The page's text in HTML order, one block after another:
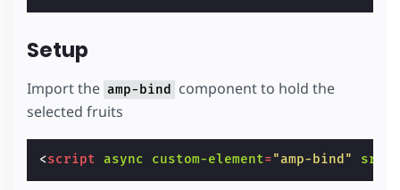
Setup
Import the amp-bind
component to hold the
selected fruits
<script async custom-element="amp-bind" src